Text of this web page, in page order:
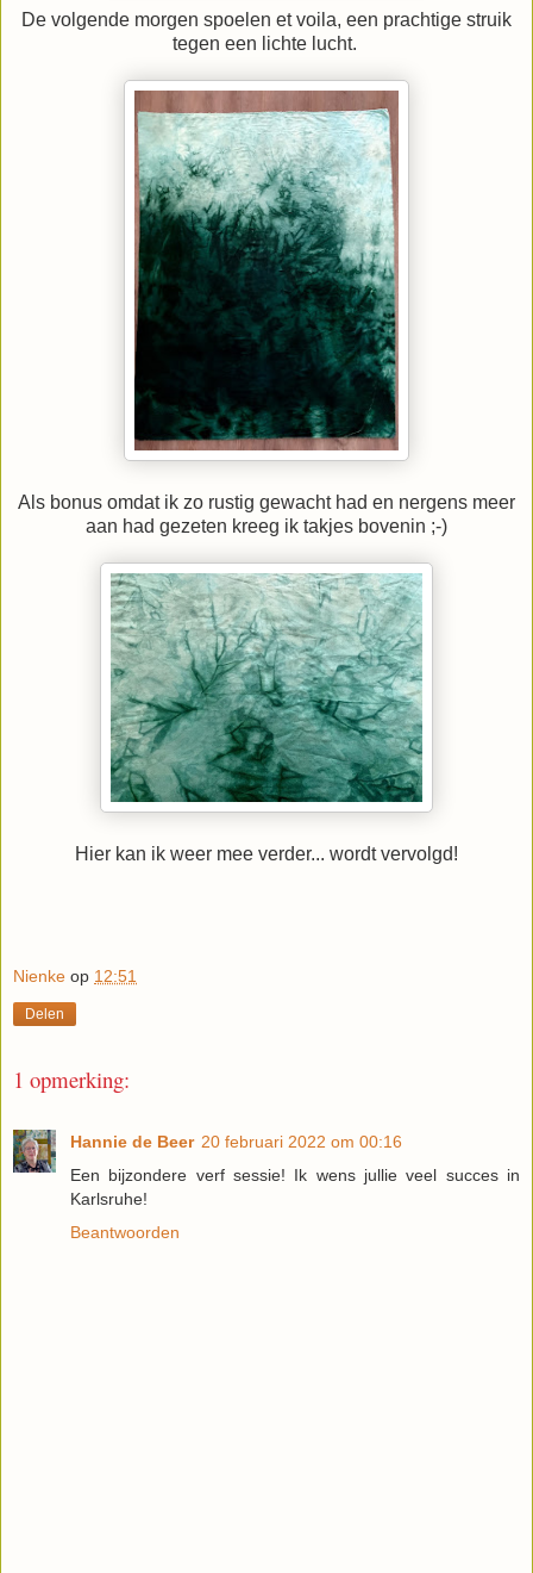
De volgende morgen spoelen et voila, een prachtige struik
tegen een lichte lucht.
Als bonus omdat ik zo rustig gewacht had en nergens meer
aan had gezeten kreeg ik takjes bovenin ;-)
Hier kan ik weer mee verder... wordt vervolgd!
Nienke op 12:51
Delen
1 opmerking:
Hannie de Beer 20 februari 2022 om 00:16
Een bijzondere verf sessie! Ik wens jullie veel succes in
Karlsruhe!
Beantwoorden